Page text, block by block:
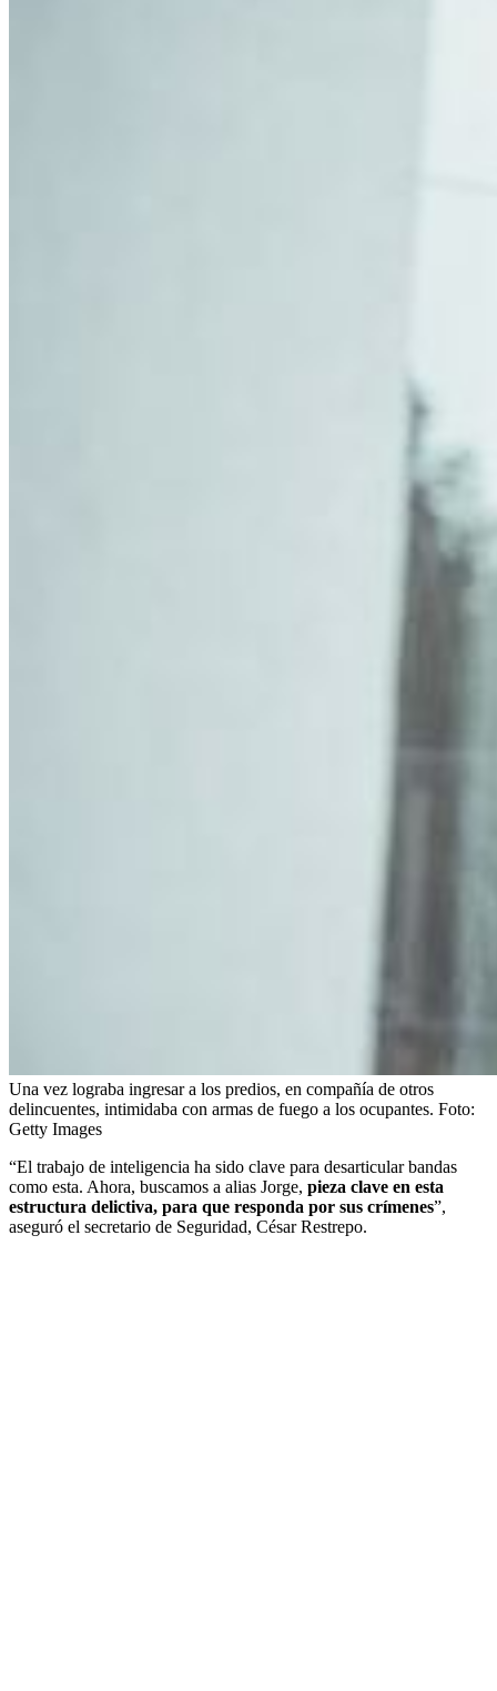
Una vez lograba ingresar a los predios, en compañía de otros
delincuentes, intimidaba con armas de fuego a los ocupantes. Foto:
Getty Images
“El trabajo de inteligencia ha sido clave para desarticular bandas
como esta. Ahora, buscamos a alias Jorge, pieza clave en esta
estructura delictiva, para que responda por sus crímenes”,
aseguró el secretario de Seguridad, César Restrepo.